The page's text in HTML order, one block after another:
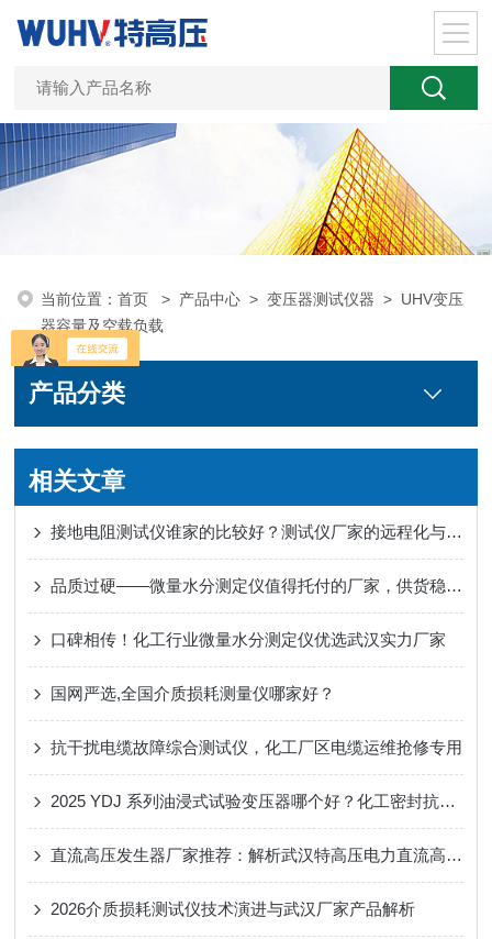
当前位置：首页 > 产品中心 >变压器测试仪器 > UHV变压
器容量及空载负载
产品分类
相关文章
接地电阻测试仪谁家的比较好？测试仪厂家的远程化与数据化管理方案
品质过硬——微量水分测定仪值得托付的厂家，供货稳、售后好、口碑佳
口碑相传！化工行业微量水分测定仪优选武汉实力厂家
国网严选,全国介质损耗测量仪哪家好？
抗干扰电缆故障综合测试仪，化工厂区电缆运维抢修专用
2025 YDJ 系列油浸式试验变压器哪个好？化工密封抗扰 + 轻量化选武汉特高压
直流高压发生器厂家推荐：解析武汉特高压电力直流高压发生器的应用表现
2026介质损耗测试仪技术演进与武汉厂家产品解析